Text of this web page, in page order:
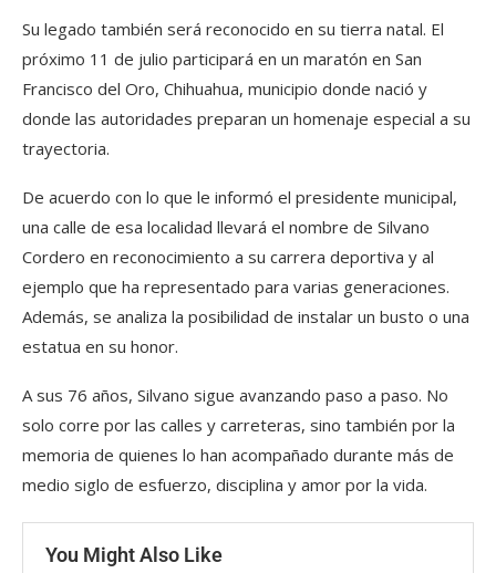
Su legado también será reconocido en su tierra natal. El
próximo 11 de julio participará en un maratón en San
Francisco del Oro, Chihuahua, municipio donde nació y
donde las autoridades preparan un homenaje especial a su
trayectoria.
De acuerdo con lo que le informó el presidente municipal,
una calle de esa localidad llevará el nombre de Silvano
Cordero en reconocimiento a su carrera deportiva y al
ejemplo que ha representado para varias generaciones.
Además, se analiza la posibilidad de instalar un busto o una
estatua en su honor.
A sus 76 años, Silvano sigue avanzando paso a paso. No
solo corre por las calles y carreteras, sino también por la
memoria de quienes lo han acompañado durante más de
medio siglo de esfuerzo, disciplina y amor por la vida.
You Might Also Like